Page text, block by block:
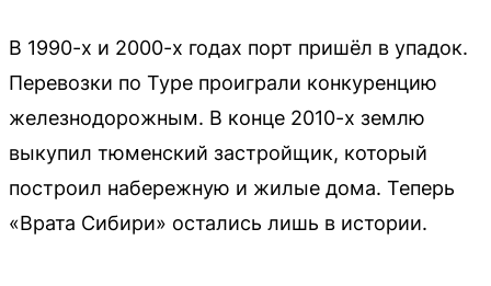
В 1990-х и 2000-х годах порт пришёл в упадок.
Перевозки по Туре проиграли конкуренцию
железнодорожным. В конце 2010-х землю
выкупил тюменский застройщик, который
построил набережную и жилые дома. Теперь
«Врата Сибири» остались лишь в истории.